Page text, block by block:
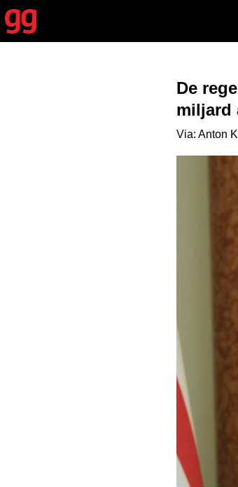
De
miljard
Via: Anton